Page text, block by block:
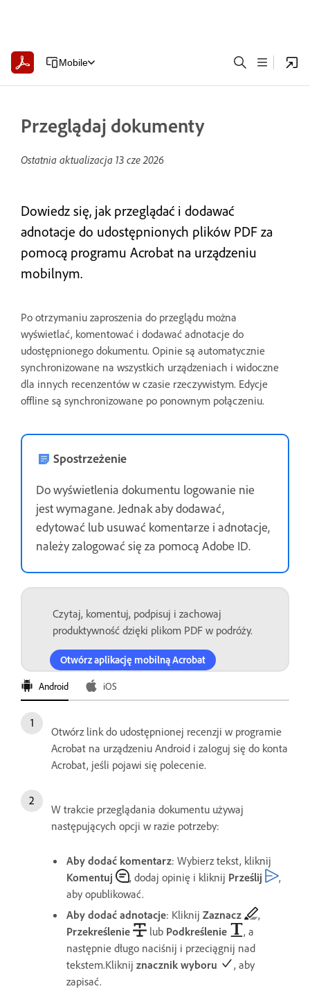
Mobile
Przeglądaj dokumenty
Ostatnia aktualizacja 13 cze 2026
Dowiedz się, jak przeglądać i dodawać
adnotacje do udostępnionych plików PDF za
pomocą programu Acrobat na urządzeniu
mobilnym.
Po otrzymaniu zaproszenia do przeglądu można
wyświetlać, komentować i dodawać adnotacje do
udostępnionego dokumentu. Opinie są automatycznie
synchronizowane na wszystkich urządzeniach i widoczne
dla innych recenzentów w czasie rzeczywistym. Edycje
offline są synchronizowane po ponownym połączeniu.
Spostrzeżenie
Do wyświetlenia dokumentu logowanie nie
jest wymagane. Jednak aby dodawać,
edytować lub usuwać komentarze i adnotacje,
należy zalogować się za pomocą Adobe ID.
Czytaj, komentuj, podpisuj i zachowaj
produktywność dzięki plikom PDF w podróży.
Otwórz aplikację mobilną Acrobat
Android iOS
Otwórz link do udostępnionej recenzji w programie
Acrobat na urządzeniu Android i zaloguj się do konta
Acrobat, jeśli pojawi się polecenie.
W trakcie przeglądania dokumentu używaj
następujących opcji w razie potrzeby:
Aby dodać komentarz: Wybierz tekst, kliknij
Komentuj
, dodaj opinię i kliknij Prześlij
,
aby opublikować.
Aby dodać adnotacje: Kliknij Zaznacz
,
Przekreślenie
lub Podkreślenie
, a
następnie długo naciśnij i przeciągnij nad
tekstem.Kliknij znacznik wyboru
, aby
zapisać.